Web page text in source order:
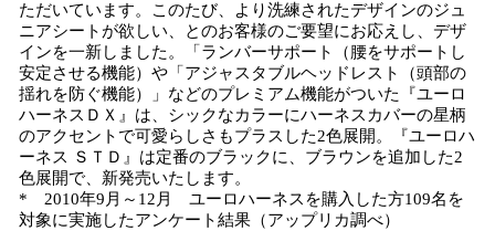
ただいています。このたび、より洗練されたデザインのジュ
ニアシートが欲しい、とのお客様のご要望にお応えし、デザ
インを一新しました。「ランバーサポート（腰をサポートし
安定させる機能）や「アジャスタブルヘッドレスト（頭部の
揺れを防ぐ機能）」などのプレミアム機能がついた『ユーロ
ハーネスＤＸ』は、シックなカラーにハーネスカバーの星柄
のアクセントで可愛らしさもプラスした2色展開。『ユーロハ
ーネス ＳＴＤ』は定番のブラックに、ブラウンを追加した2
色展開で、新発売いたします。
* 2010年9月～12月 ユーロハーネスを購入した方109名を
対象に実施したアンケート結果（アップリカ調べ）